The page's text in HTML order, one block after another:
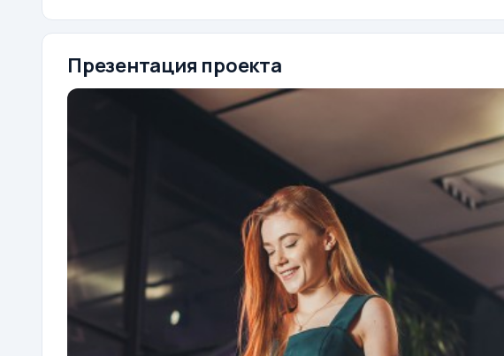
Презентация проекта